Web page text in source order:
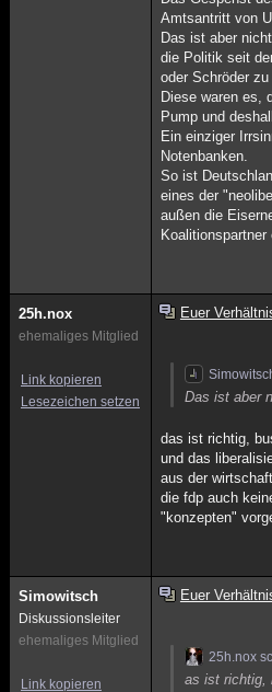
Amtsantritt von
Das ist aber
die Politik seit
oder Schröder zu
Diese waren es,
Pump und
Ein einziger
Notenbanken.
So ist
eines der
außen die
25h.nox
ehemaliges Mitglied
Link kopieren
Lesezeichen setzen
Euer
Das ist aber
das ist richtig,
und das
aus der
die fdp auch
"konzepten"
Simowitsch
Diskussionsleiter
ehemaliges Mitglied
Link kopieren
Euer
25h.nox
as ist richtig,